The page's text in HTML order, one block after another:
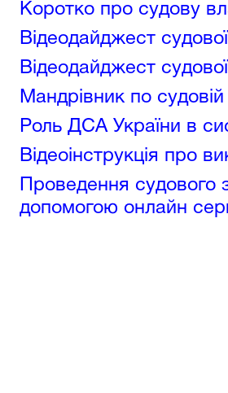
Коротко про судову
Відеодайджест
Відеодайджест
Мандрівник по
Роль ДСА України в
Відеоінструкція про
Проведення судового
допомогою онлайн